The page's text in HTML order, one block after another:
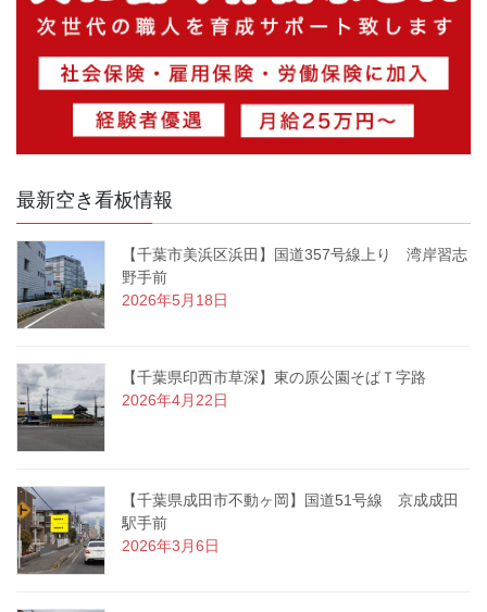
最新空き看板情報
【千葉市美浜区浜田】国道357号線上り 湾岸習志
野手前
2026年5月18日
【千葉県印西市草深】東の原公園そばＴ字路
2026年4月22日
【千葉県成田市不動ヶ岡】国道51号線 京成成田
駅手前
2026年3月6日